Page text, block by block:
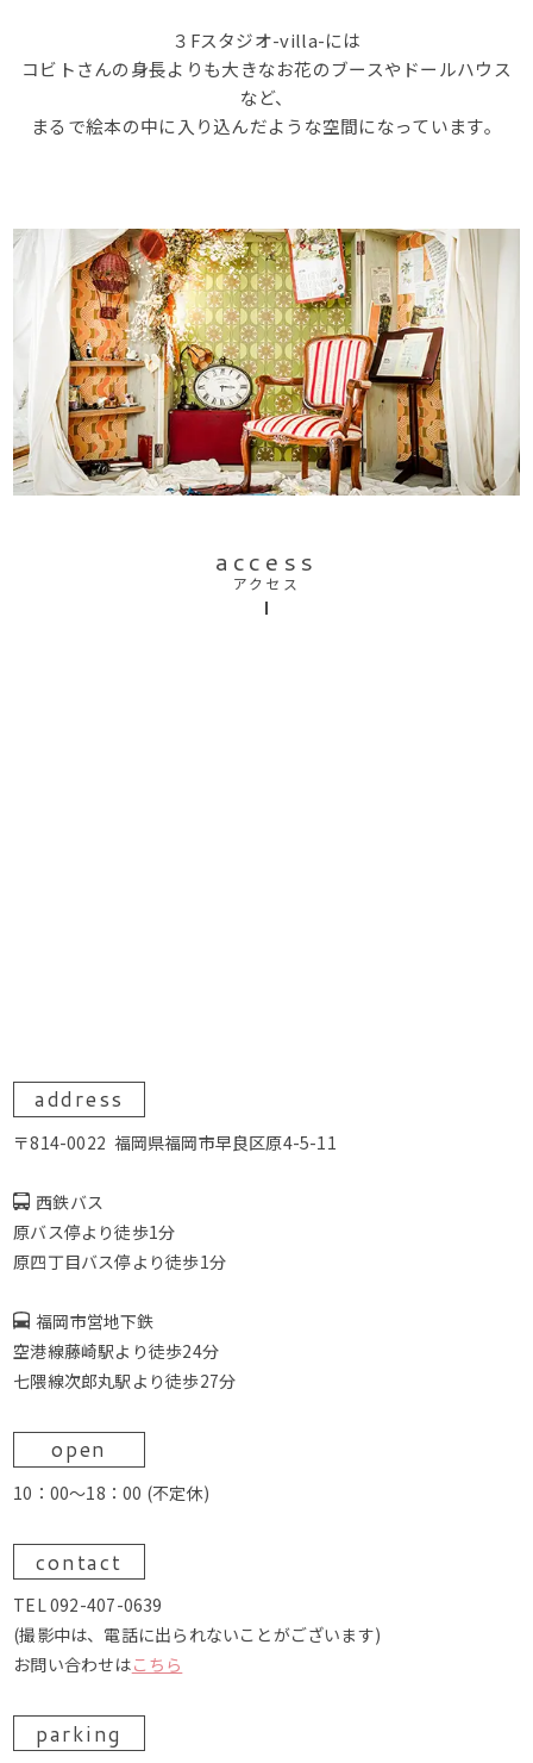
３Fスタジオ-villa-には
コビトさんの身長よりも大きなお花のブースやドールハウス
など、
まるで絵本の中に入り込んだような空間になっています。
access
アクセス
address
〒814-0022 福岡県福岡市早良区原4-5-11
西鉄バス
原バス停より徒歩1分
原四丁目バス停より徒歩1分
福岡市営地下鉄
空港線藤崎駅より徒歩24分
七隈線次郎丸駅より徒歩27分
open
10：00～18：00 (不定休)
contact
TEL 092-407-0639
(撮影中は、電話に出られないことがございます)
お問い合わせはこちら
parking